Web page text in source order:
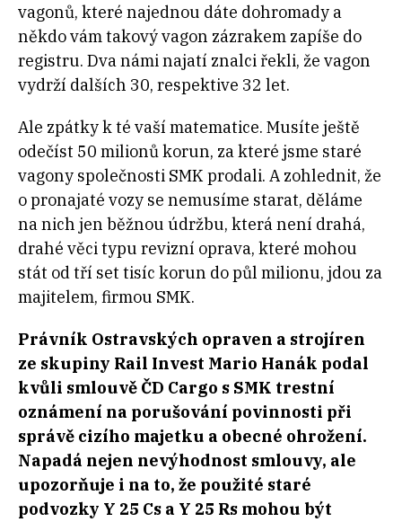
vagonů, které najednou dáte dohromady a
někdo vám takový vagon zázrakem zapíše do
registru. Dva námi najatí znalci řekli, že vagon
vydrží dalších 30, respektive 32 let.
Ale zpátky k té vaší matematice. Musíte ještě
odečíst 50 milionů korun, za které jsme staré
vagony společnosti SMK prodali. A zohlednit, že
o pronajaté vozy se nemusíme starat, děláme
na nich jen běžnou údržbu, která není drahá,
drahé věci typu revizní oprava, které mohou
stát od tří set tisíc korun do půl milionu, jdou za
majitelem, firmou SMK.
Právník Ostravských opraven a strojíren
ze skupiny Rail Invest Mario Hanák podal
kvůli smlouvě ČD Cargo s SMK trestní
oznámení na porušování povinnosti při
správě cizího majetku a obecné ohrožení.
Napadá nejen nevýhodnost smlouvy, ale
upozorňuje i na to, že použité staré
podvozky Y 25 Cs a Y 25 Rs mohou být